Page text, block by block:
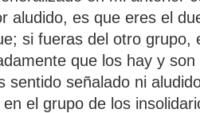
aludido, es que eres el
si fueras del otro grupo,
que los hay y
sentido señalado ni
en el grupo de los